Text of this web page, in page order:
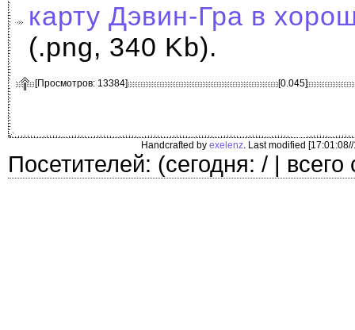
карту Дэвин-Гра в
(.png, 340 Kb).
[Просмотров: 13384] [0.045]
Handcrafted by exelenz. Last modified
Посетителей: (сегодня: / |